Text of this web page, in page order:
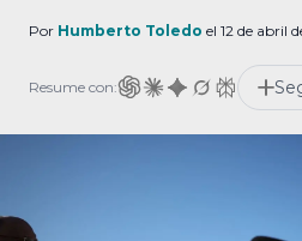
Por Humberto Toledo el 12 de abril
Resume con: